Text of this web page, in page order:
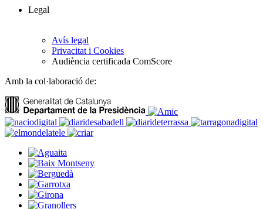
Legal
Avís legal
Privacitat i Cookies
Audiència certificada ComScore
Amb la col·laboració de: